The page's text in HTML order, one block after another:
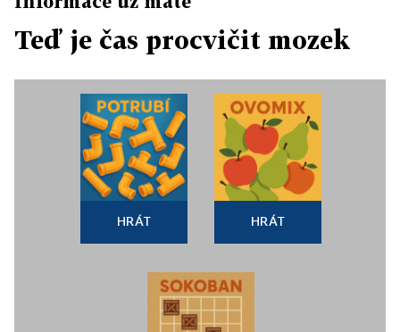
Teď je čas procvičit mozek
HRÁT HRÁT